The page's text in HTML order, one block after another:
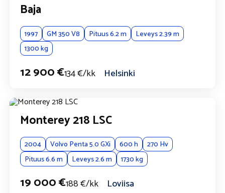
Baja
1997 GM 350 V8 Pituus 6.2 m
Leveys 2.39 m
1300 kg
12 900 €134 €/kk Helsinki
Monterey 218 LSC
2004 Volvo Penta 5.0 GXi 600 h
270 Hv
Pituus 6.6 m
Leveys 2.6 m 1730 kg
19 000 €188 €/kk Loviisa